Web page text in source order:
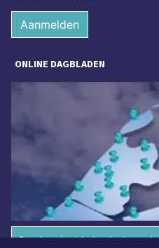
Aanmelden
ONLINE DAGBLADEN
Overige dagbladen in de regio